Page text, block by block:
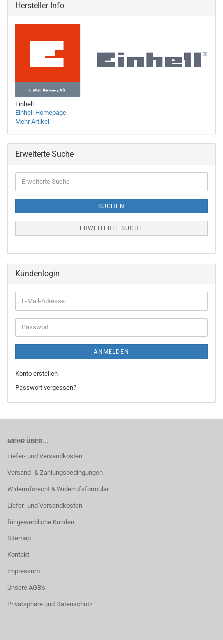
Hersteller Info
Einhell
Einhell Homepage
Mehr Artikel
Erweiterte Suche
Suche
SUCHEN
ERWEITERTE SUCHE
Kundenlogin
E-
Mail-
Adresse
Passwort
ANMELDEN
Konto erstellen
Passwort vergessen?
MEHR ÜBER...
Liefer- und Versandkosten
Versand- & Zahlungsbedingungen
Widerrufsrecht & Widerrufsformular
Liefer- und Versandkosten
für gewerbliche Kunden
Sitemap
Kontakt
Impressum
Unsere AGB's
Privatsphäre und Datenschutz